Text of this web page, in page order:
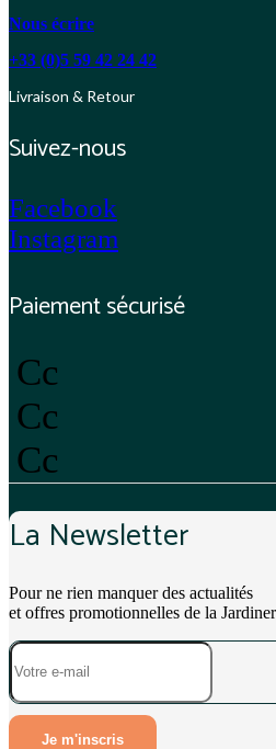
Nous écrire
+33 (0)5 59 42 24 42
Livraison & Retour
Suivez-nous
Facebook
Instagram
Paiement sécurisé
Cc
Cc
Cc
La Newsletter
Pour ne rien manquer des actualités
et offres promotionnelles de la
Je m'inscris